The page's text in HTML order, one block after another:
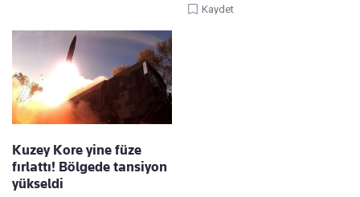
Kaydet
Kuzey Kore yine füze
fırlattı! Bölgede tansiyon
yükseldi